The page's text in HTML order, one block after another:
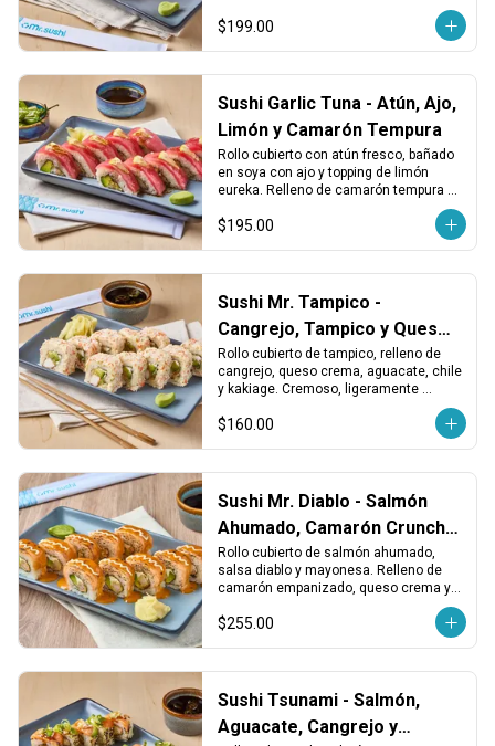
con un toque fresco en cada bocado.
$199.00
Sushi Garlic Tuna - Atún, Ajo,
Limón y Camarón Tempura
Rollo cubierto con atún fresco, bañado
en soya con ajo y topping de limón
eureka. Relleno de camarón tempura y
toque crujiente.
$195.00
Sushi Mr. Tampico -
Cangrejo, Tampico y Queso
Crema
Rollo cubierto de tampico, relleno de
cangrejo, queso crema, aguacate, chile
y kakiage. Cremoso, ligeramente
$160.00
Sushi Mr. Diablo - Salmón
Ahumado, Camarón Crunchy
y Queso
Rollo cubierto de salmón ahumado,
salsa diablo y mayonesa. Relleno de
camarón empanizado, queso crema y
cremoso.
$255.00
Sushi Tsunami - Salmón,
Aguacate, Cangrejo y